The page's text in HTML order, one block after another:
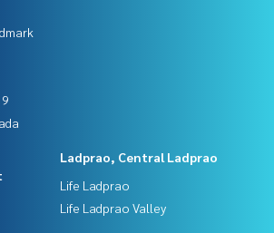
Ladprao, Central Ladprao
Life Ladprao
Life Ladprao Valley